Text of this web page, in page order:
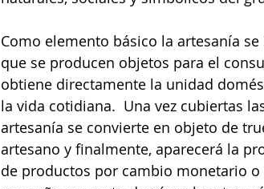
Como elemento básico la artesanía
que se producen objetos para el
obtiene directamente la unidad
la vida cotidiana.  Una vez cubiertas
artesanía se convierte en objeto de
artesano y finalmente, aparecerá la
de productos por cambio monetario